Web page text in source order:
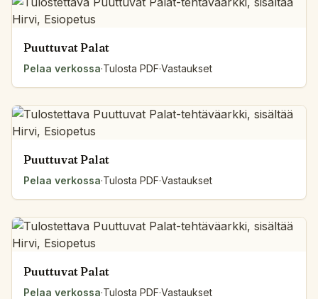
Puuttuvat Palat
Pelaa verkossa·Tulosta PDF·Vastaukset
Puuttuvat Palat
Pelaa verkossa·Tulosta PDF·Vastaukset
Puuttuvat Palat
Pelaa verkossa·Tulosta PDF·Vastaukset